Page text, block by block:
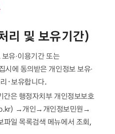
리 및 보유기간)
유·이용기간 또는
시에 동의받은 개인정보 보유·
᛫보유합니다.
간은 행정자치부 개인정보보호
→개인→개인정보민원→
일 목록검색 메뉴에서 조회,